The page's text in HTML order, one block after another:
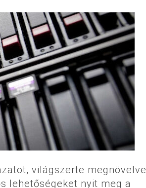
világszerte megnövelve
lehetőségeket nyit meg a